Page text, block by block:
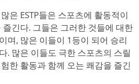
은 ESTP들은 스포츠에 활동적이
긴다. 그들은 그러한 것들에 대한
며, 많은 이들이 1등이 되어 승리
. 많은 이들도 극한 스포츠의 스릴
한 활동과 함께 오는 쾌감을 즐긴